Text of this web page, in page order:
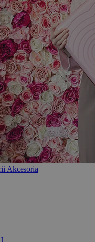
Akcesoria